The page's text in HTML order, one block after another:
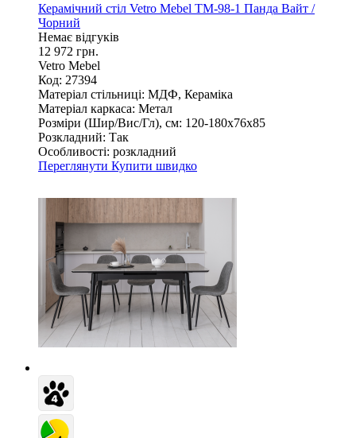
Керамічний стіл Vetro Mebel TM-98-1 Панда Вайт /
Чорний
Немає відгуків
12 972 грн.
Vetro Mebel
Код: 27394
Матеріал стільниці: МДФ, Кераміка
Матеріал каркаса: Метал
Розміри (Шир/Вис/Гл), см: 120-180х76х85
Розкладний: Так
Особливості: розкладний
Переглянути Купити швидко